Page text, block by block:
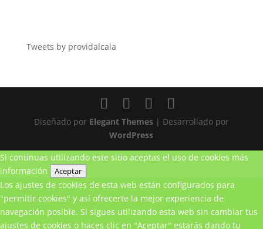
Tweets by providalcala
Diseñado por Elegant Themes| Desarrollado por
WordPress
Si continuas utilizando este sitio aceptas el uso de cookies más
información
Aceptar
Los ajustes de cookies de esta web están configurados para
"permitir cookies" y así ofrecerte la mejor experiencia de
navegación posible. Si sigues utilizando esta web sin cambiar tus
ajustes de cookies o haces clic en "Aceptar" estarás dando tu